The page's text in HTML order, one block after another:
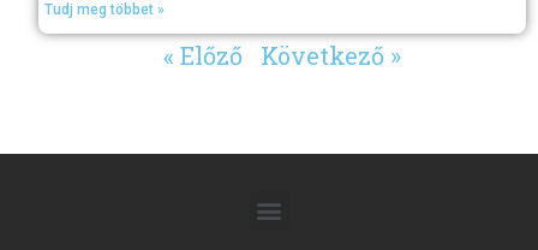
Tudj meg többet »
« Előző Következő »